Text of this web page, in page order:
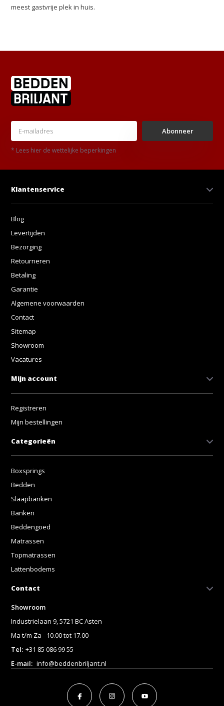
meest gastvrije plek in huis.
Abonneer
* Lees hier de wettelijke beperkingen
Klantenservice
Blog
Levertijden
Bezorging
Retourneren
Betaling
Garantie
Algemene voorwaarden
Contact
Sitemap
Showroom
Vacatures
Mijn account
Registreren
Mijn bestellingen
Categorieën
Boxsprings
Bedden
Slaapbanken
Banken
Beddengoed
Matrassen
Topmatrassen
Lattenbodems
Contact
Showroom
Industrielaan 9, 5721 BC Asten
Ma t/m Za - 10.00 tot 17.00
Tel: +31 85 086 99 55
E-mail: info@beddenbriljant.nl